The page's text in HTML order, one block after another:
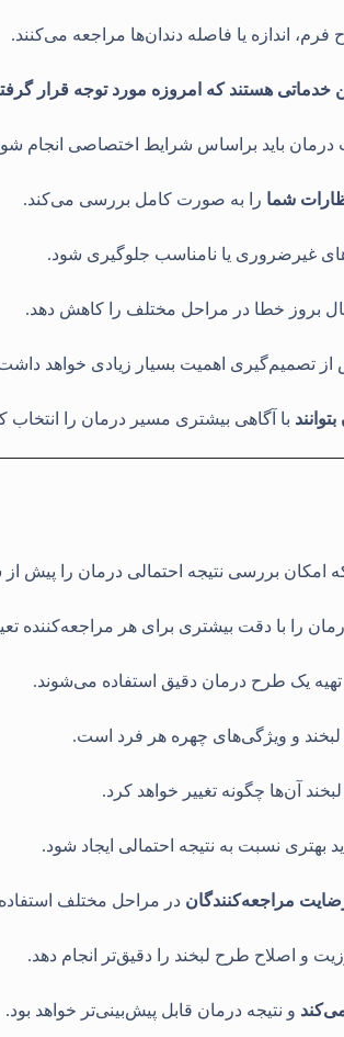
فرم، اندازه یا فاصله دندان‌ها مراجعه می‌کنند.
خدماتی هستند که امروزه مورد توجه قرار
باید براساس شرایط اختصاصی انجام
شما را به صورت کامل بررسی می‌کند.
غیرضروری یا نامناسب جلوگیری شود.
بروز خطا در مراحل مختلف را کاهش دهد.
از تصمیم‌گیری اهمیت بسیار زیادی خواهد
با آگاهی بیشتری مسیر درمان را انتخاب
امکان بررسی نتیجه احتمالی درمان را پیش
را با دقت بیشتری برای هر مراجعه‌کننده
یک طرح درمان دقیق استفاده می‌شوند.
لبخند و ویژگی‌های چهره هر فرد است.
آن‌ها چگونه تغییر خواهد کرد.
بهتری نسبت به نتیجه احتمالی ایجاد شود.
مراجعه‌کنندگان در مراحل مختلف
و اصلاح طرح لبخند را دقیق‌تر انجام دهد.
و نتیجه درمان قابل پیش‌بینی‌تر خواهد بود.